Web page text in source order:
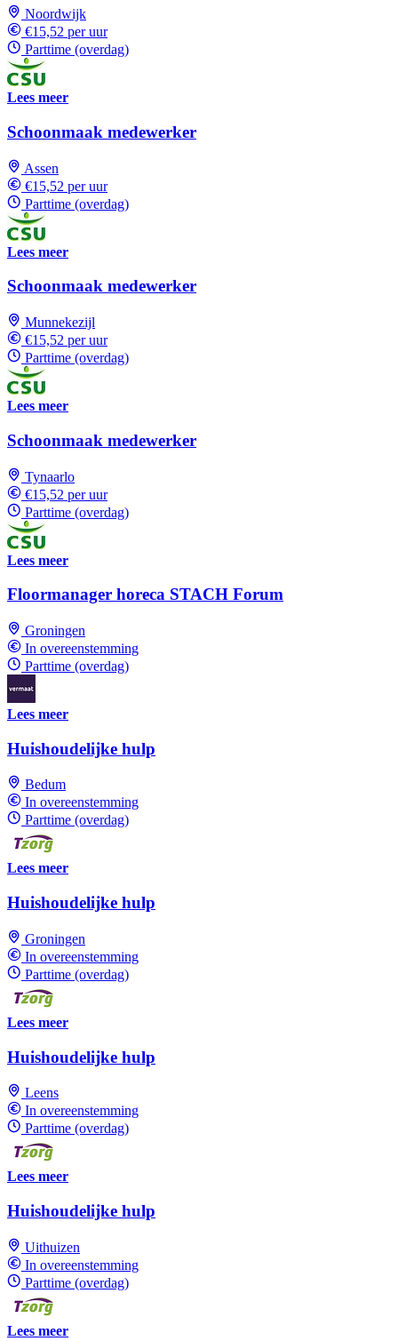
Noordwijk
€15,52 per uur
Parttime (overdag)
Lees meer
Schoonmaak medewerker
Assen
€15,52 per uur
Parttime (overdag)
Lees meer
Schoonmaak medewerker
Munnekezijl
€15,52 per uur
Parttime (overdag)
Lees meer
Schoonmaak medewerker
Tynaarlo
€15,52 per uur
Parttime (overdag)
Lees meer
Floormanager horeca STACH Forum
Groningen
In overeenstemming
Parttime (overdag)
Lees meer
Huishoudelijke hulp
Bedum
In overeenstemming
Parttime (overdag)
Lees meer
Huishoudelijke hulp
Groningen
In overeenstemming
Parttime (overdag)
Lees meer
Huishoudelijke hulp
Leens
In overeenstemming
Parttime (overdag)
Lees meer
Huishoudelijke hulp
Uithuizen
In overeenstemming
Parttime (overdag)
Lees meer